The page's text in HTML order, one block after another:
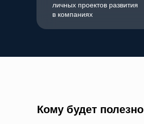
личных проектов развития
в компаниях
Кому будет полезно